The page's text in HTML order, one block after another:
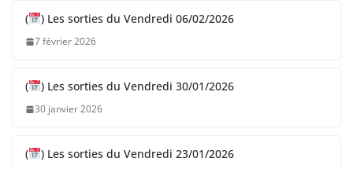
( ) Les sorties du Vendredi 06/02/2026
7 février 2026
( ) Les sorties du Vendredi 30/01/2026
30 janvier 2026
( ) Les sorties du Vendredi 23/01/2026